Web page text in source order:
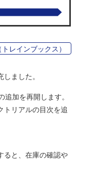
レインブックス）
ました。
加を再開します。
リアルの目次を追
ると、在庫の確認や